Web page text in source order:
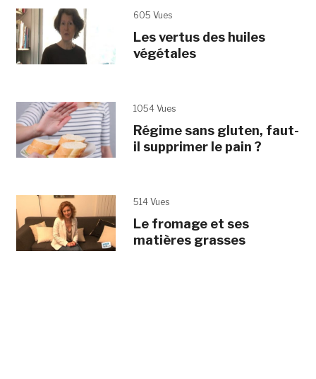
605 Vues
Les vertus des huiles
végétales
1054 Vues
Régime sans gluten, faut-
il supprimer le pain ?
514 Vues
Le fromage et ses
matières grasses